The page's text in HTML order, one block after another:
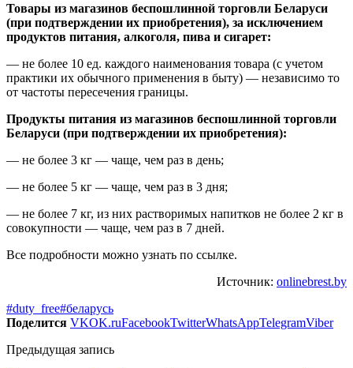
Товары из магазинов беспошлинной торговли Беларуси
(при подтверждении их приобретения), за исключением
продуктов питания, алкоголя, пива и сигарет:
— не более 10 ед. каждого наименования товара (с учетом
практики их обычного применения в быту) — независимо то
от частоты пересечения границы.
Продукты питания из магазинов беспошлинной торговли
Беларуси (при подтверждении их приобретения):
— не более 3 кг — чаще, чем раз в день;
— не более 5 кг — чаще, чем раз в 3 дня;
— не более 7 кг, из них растворимых напитков не более 2 кг в
совокупности — чаще, чем раз в 7 дней.
Все подробности можно узнать по ссылке.
Источник: onlinebrest.by
#duty_free#беларусь
Поделится VKOK.ruFacebookTwitterWhatsAppTelegramViber
Предыдущая запись